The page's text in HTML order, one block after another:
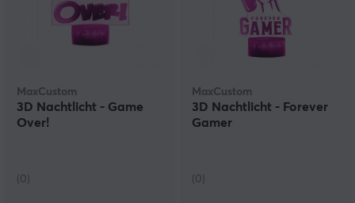
MaxCustom
3D Nachtlicht - Game
Over!
(0)
MaxCustom
3D Nachtlicht - Forever
Gamer
(0)